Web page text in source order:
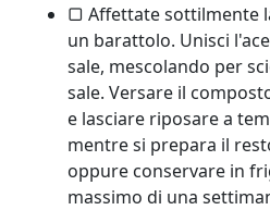
▢ Affettate sottilmente
un barattolo. Unisci
sale, mescolando per
sale. Versare il
e lasciare riposare a
mentre si prepara il
oppure conservare in
massimo di una